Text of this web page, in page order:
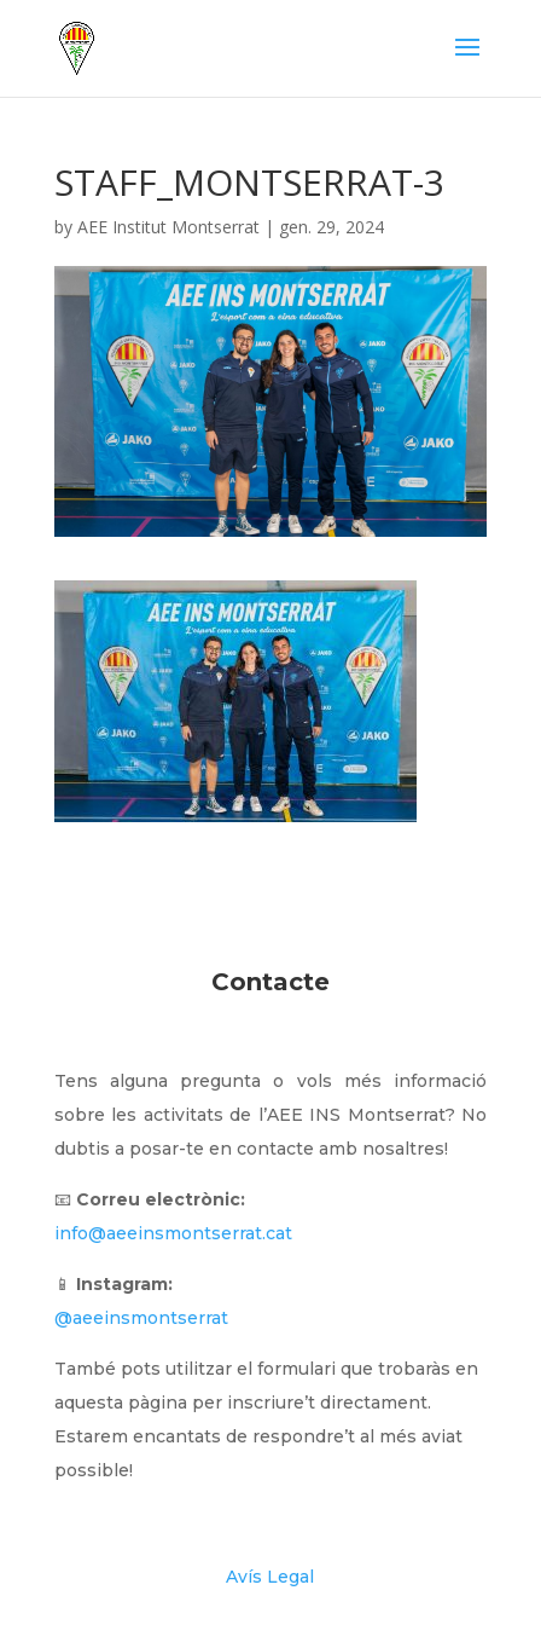
STAFF_MONTSERRAT-3
by AEE Institut Montserrat| gen. 29, 2024
Contacte
Tens alguna pregunta o vols més informació
sobre les activitats de l’AEE INS Montserrat? No
dubtis a posar-te en contacte amb nosaltres!
📧 Correu electrònic:
info@aeeinsmontserrat.cat
📱 Instagram:
@aeeinsmontserrat
També pots utilitzar el formulari que trobaràs en
aquesta pàgina per inscriure’t directament.
Estarem encantats de respondre’t al més aviat
possible!
Avís Legal